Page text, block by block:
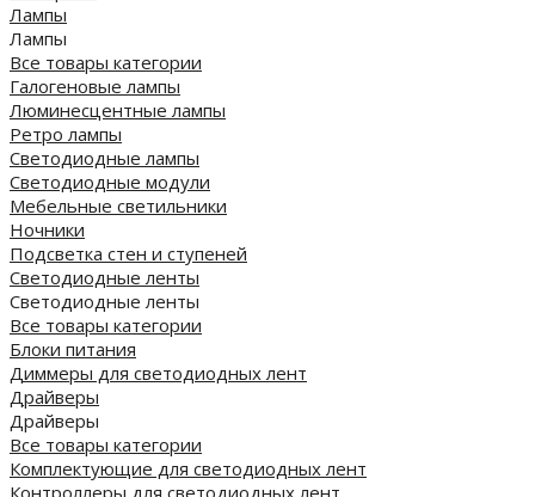
Лампы
Лампы
Все товары категории
Галогеновые лампы
Люминесцентные лампы
Ретро лампы
Светодиодные лампы
Светодиодные модули
Мебельные светильники
Ночники
Подсветка стен и ступеней
Светодиодные ленты
Светодиодные ленты
Все товары категории
Блоки питания
Диммеры для светодиодных лент
Драйверы
Драйверы
Все товары категории
Комплектующие для светодиодных лент
Контроллеры для светодиодных лент